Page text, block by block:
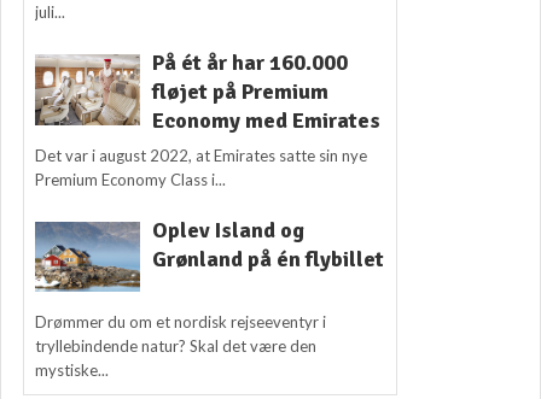
juli...
På ét år har 160.000
fløjet på Premium
Economy med Emirates
Det var i august 2022, at Emirates satte sin nye
Premium Economy Class i...
Oplev Island og
Grønland på én flybillet
Drømmer du om et nordisk rejseeventyr i
tryllebindende natur? Skal det være den
mystiske...